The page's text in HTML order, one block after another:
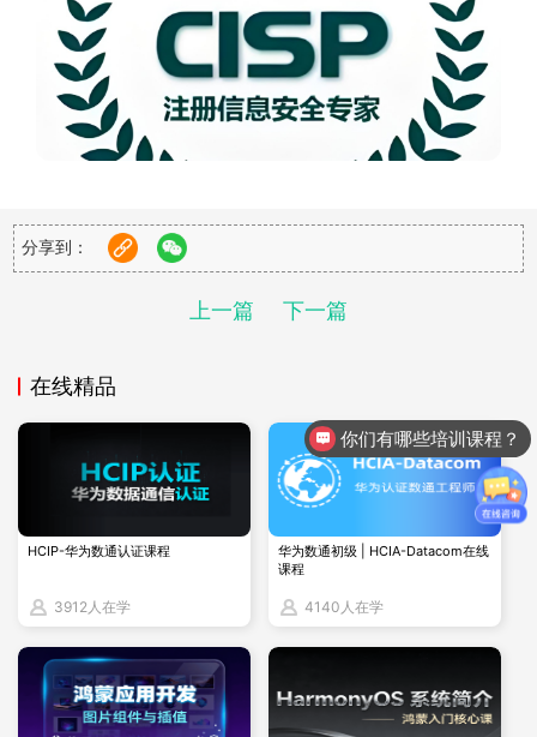
CISP-PTE认证专注于渗透测试领域，是国内首个结合理论与实
践的渗透测试技能水平注册考试，适合对渗透测试有特别兴趣
或职业需求的人员。CISP-PTE考试包括实操渗透测试，更侧重
于实际操作技能，并且没有学历与工作经验的报考要求，适合
学生和希望在渗透测试领域获得专业认证的职场人士 。
分享到：
上一篇 下一篇
在线精品
HCIP-华为数通认证课程
3912人在学
华为数通初级 | HCIA-Datacom在线
课程
4140人在学
你们有哪些培训课程？